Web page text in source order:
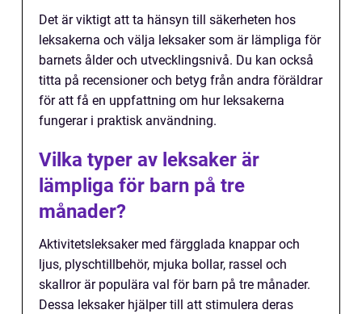
Det är viktigt att ta hänsyn till säkerheten hos
leksakerna och välja leksaker som är lämpliga för
barnets ålder och utvecklingsnivå. Du kan också
titta på recensioner och betyg från andra föräldrar
för att få en uppfattning om hur leksakerna
fungerar i praktisk användning.
Vilka typer av leksaker är
lämpliga för barn på tre
månader?
Aktivitetsleksaker med färgglada knappar och
ljus, plyschtillbehör, mjuka bollar, rassel och
skallror är populära val för barn på tre månader.
Dessa leksaker hjälper till att stimulera deras